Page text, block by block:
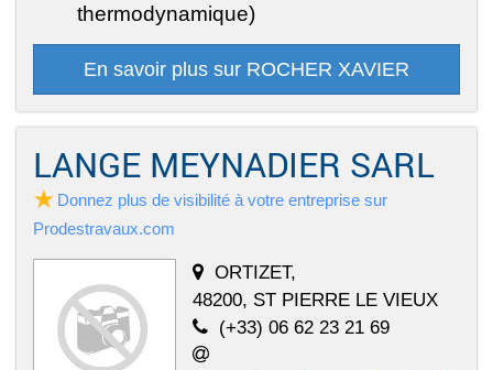
thermodynamique)
En savoir plus sur ROCHER XAVIER
LANGE MEYNADIER SARL
Donnez plus de visibilité à votre entreprise sur
Prodestravaux.com
ORTIZET,
48200, ST PIERRE LE VIEUX
(+33) 06 62 23 21 69